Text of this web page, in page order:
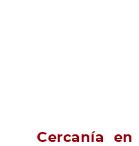
Cercanía en